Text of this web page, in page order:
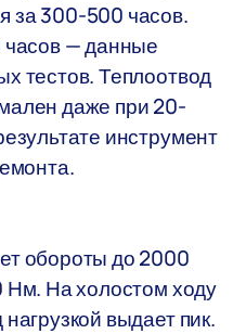
за 300-500 часов.
часов — данные
тестов. Теплоотвод
даже при 20-
инструмент
обороты до 2000
На холостом ходу
выдает пик.